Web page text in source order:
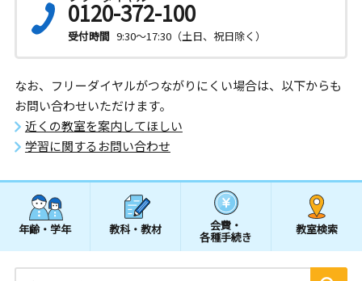
0120-372-100
受付時間 9:30～17:30（土日、祝日除く）
なお、フリーダイヤルがつながりにくい場合は、以下からも
お問い合わせいただけます。
近くの教室を案内してほしい
学習に関するお問い合わせ
年齢・学年 教科・教材 会費・
各種手続き
教室検索